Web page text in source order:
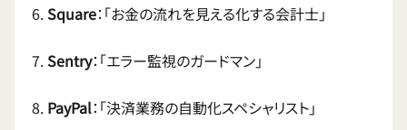
Square：「お金の流れを見える化する会計士」
Sentry：「エラー監視のガードマン」
PayPal：「決済業務の自動化スペシャリスト」